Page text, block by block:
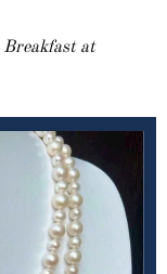
Breakfast at